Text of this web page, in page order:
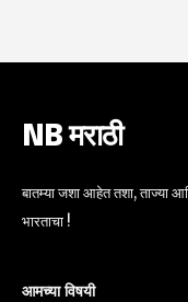
NB मराठी
बातम्या जशा आहेत तशा, ताज्या
भारताचा !
आमच्या विषयी